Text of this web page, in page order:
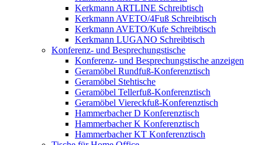
Kerkmann ARTLINE Schreibtisch
Kerkmann AVETO/4Fuß Schreibtisch
Kerkmann AVETO/Kufe Schreibtisch
Kerkmann LUGANO Schreibtisch
Konferenz- und Besprechungstische
Konferenz- und Besprechungstische anzeigen
Geramöbel Rundfuß-Konferenztisch
Geramöbel Stehtische
Geramöbel Tellerfuß-Konferenztisch
Geramöbel Viereckfuß-Konferenztisch
Hammerbacher D Konferenztisch
Hammerbacher K Konferenztisch
Hammerbacher KT Konferenztisch